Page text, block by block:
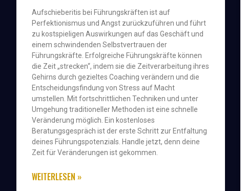
Aufschieberitis bei Führungskräften ist auf
Perfektionismus und Angst zurückzuführen und führt
zu kostspieligen Auswirkungen auf das Geschäft und
einem schwindenden Selbstvertrauen der
Führungskräfte. Erfolgreiche Führungskräfte können
die Zeit „strecken“, indem sie die Zeitverarbeitung ihres
Gehirns durch gezieltes Coaching verändern und die
Entscheidungsfindung von Stress auf Macht
umstellen. Mit fortschrittlichen Techniken und unter
Umgehung traditioneller Methoden ist eine schnelle
Veränderung möglich. Ein kostenloses
Beratungsgespräch ist der erste Schritt zur Entfaltung
deines Führungspotenzials. Handle jetzt, denn deine
Zeit für Veränderungen ist gekommen.
WEITERLESEN »